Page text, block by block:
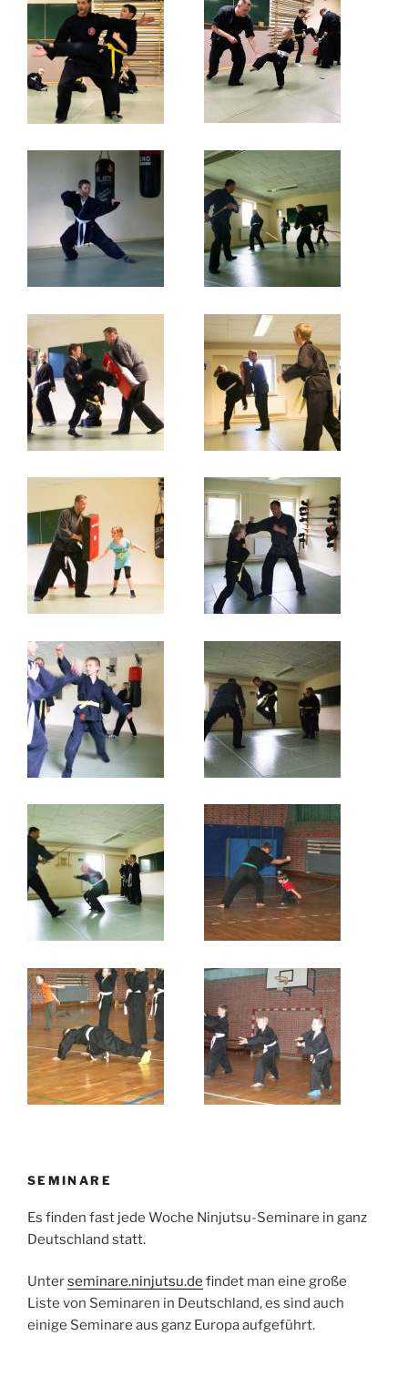
SEMINARE
Es finden fast jede Woche Ninjutsu-Seminare in ganz
Deutschland statt.
Unterseminare.ninjutsu.de findet man eine große
Liste von Seminaren in Deutschland, es sind auch
einige Seminare aus ganz Europa aufgeführt.